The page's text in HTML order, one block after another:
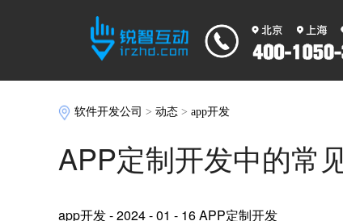
软件开发公司 >动态 >app开发
APP定制开发中的常
app开发- 2024 - 01 - 16 APP定制开发